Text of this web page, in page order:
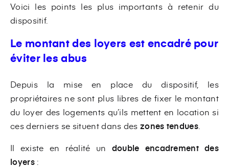
Voici les points les plus importants à retenir du
dispositif.
Le montant des loyers est encadré pour
éviter les abus
Depuis la mise en place du dispositif, les
propriétaires ne sont plus libres de fixer le montant
du loyer des logements qu’ils mettent en location si
ces derniers se situent dans des zones tendues.
Il existe en réalité un double encadrement des
loyers: